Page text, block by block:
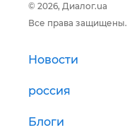
© 2026, Диалог.ua
Все права защищены.
Новости
россия
Блоги